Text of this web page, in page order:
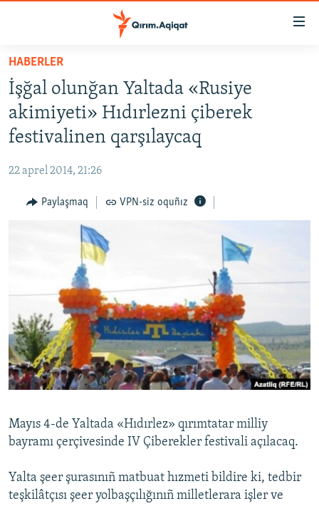
Esas
mündericege
qaytmaq
Baş
navigatsiyağa
qaytmaq
Qıdıruvğa
qaytmaq
HABERLER
SİYASET
İQTİSADİYAT
MEDENİYET
İNSAN AQLARI
Русский
Українською
RFE/RS bütün saytları
HABERLER
İşğal olunğan Yaltada «Rusiye
akimiyeti» Hıdırlezni çiberek
festivalinen qarşılaycaq
22 aprel 2014, 21:26
Paylaşmaq VPN-siz oquñız
Mayıs 4-de Yaltada «Hıdırlez» qırımtatar milliy
bayramı çerçivesinde IV Çiberekler festivali açılacaq.
Yalta şeer şurasınıñ matbuat hızmeti bildire ki, tedbir
teşkilâtçısı şeer yolbaşçılığınıñ milletlerara işler ve